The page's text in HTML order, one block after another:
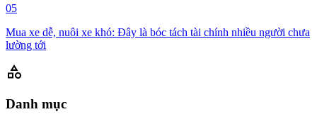
05
Mua xe dễ, nuôi xe khó: Đây là bóc tách tài chính nhiều người chưa
lường tới
category
Danh mục